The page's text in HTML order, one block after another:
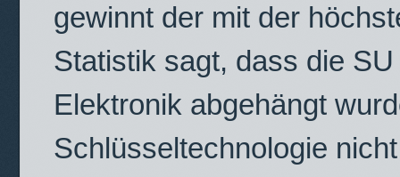
gewinnt der mit der
Statistik sagt, dass die
Elektronik abgehängt
Schlüsseltechnologie